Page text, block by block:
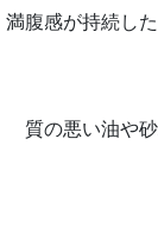
満腹感が持続し
質の悪い油や